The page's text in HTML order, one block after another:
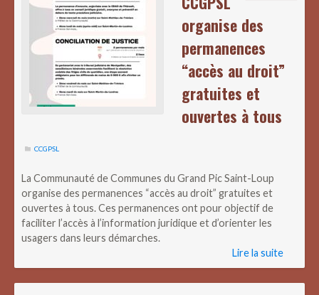
organise des
permanences
“accès au droit”
gratuites et
ouvertes à tous
CCGPSL
La Communauté de Communes du Grand Pic Saint-Loup
organise des permanences “accès au droit” gratuites et
ouvertes à tous. Ces permanences ont pour objectif de
faciliter l’accès à l’information juridique et d’orienter les
usagers dans leurs démarches.
Lire la suite